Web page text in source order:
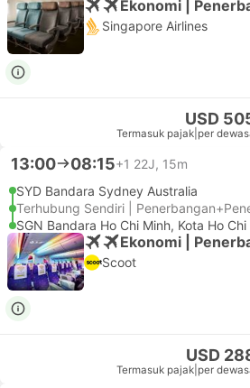
Ekonomi |
Singapore Airlines
USD
Termasuk pajak per
13:00 08:15+1 22J, 15m
SYD Bandara Sydney Australia
Terhubung Sendiri |
SGN Bandara Ho Chi Minh, Kota Ho Chi
Ekonomi |
Scoot
USD
Termasuk pajak per